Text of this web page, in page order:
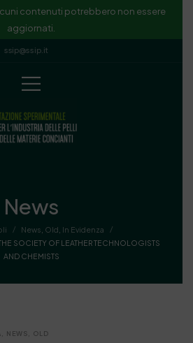
contenuti potrebbero non essere
aggiornati.
ssip@ssip.it
News
/ News Old In Evidenza
/
SOCIETY OF LEATHER TECHNOLOGISTS
AND CHEMISTS
, NEWS, OLD